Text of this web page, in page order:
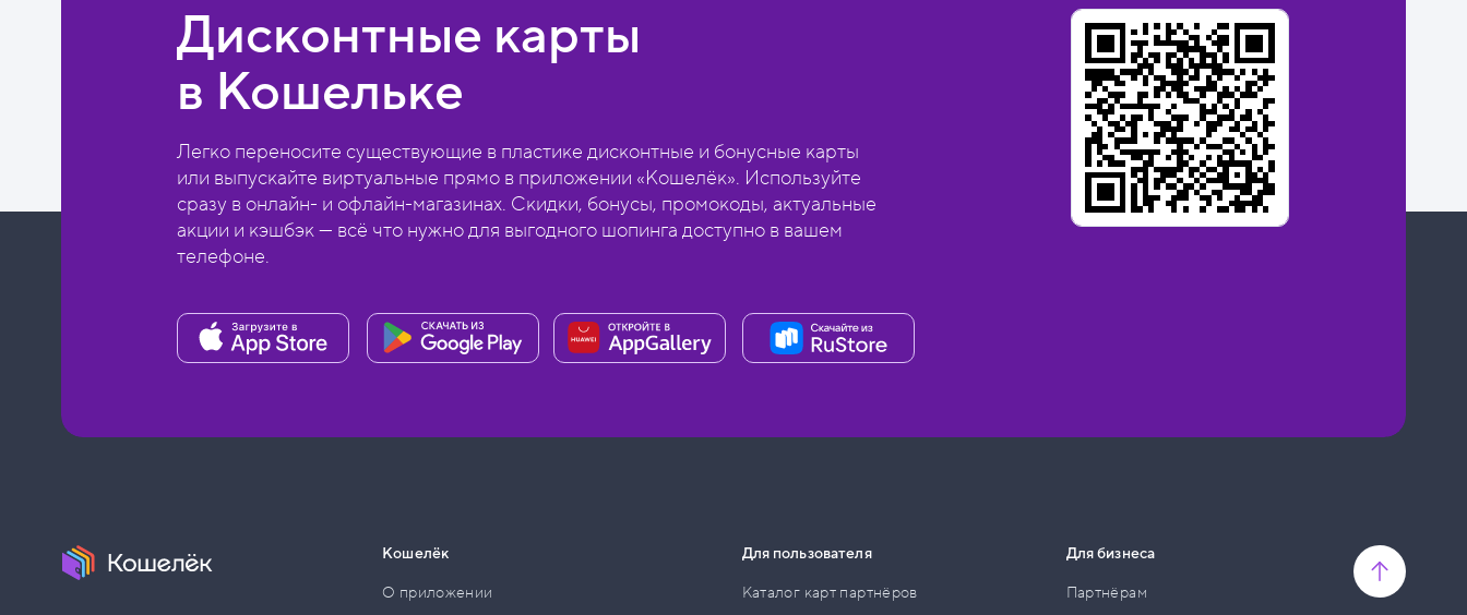
Дисконтные карты
в Кошельке
Легко переносите существующие в пластике дисконтные и бонусные карты
или выпускайте виртуальные прямо в приложении «Кошелёк». Используйте
сразу в онлайн- и офлайн-магазинах. Скидки, бонусы, промокоды, актуальные
акции и кэшбэк — всё что нужно для выгодного шопинга доступно в вашем
телефоне.
Кошелёк
О приложении
Для пользователя
Каталог карт партнёров
Для бизнеса
Партнёрам